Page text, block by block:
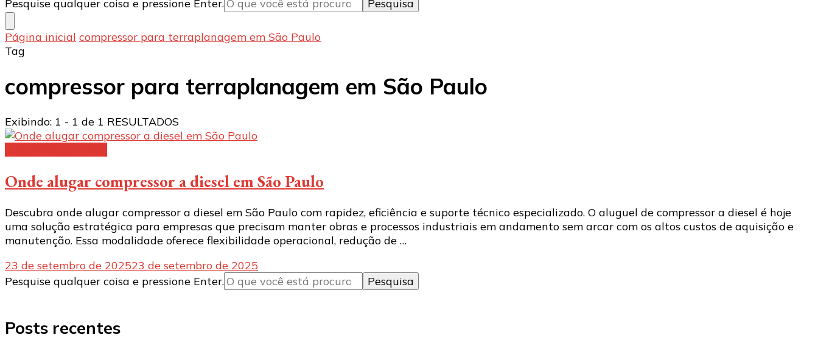
algo?
Pesquise qualquer coisa e pressione Enter.
Página inicial compressor para terraplanagem em São Paulo
Tag
compressor para terraplanagem em São Paulo
Exibindo: 1 - 1 de 1 RESULTADOS
Onde alugar compressor a diesel em São Paulo
Descubra onde alugar compressor a diesel em São Paulo com rapidez, eficiência e suporte técnico especializado. O aluguel de compressor a diesel é hoje
uma solução estratégica para empresas que precisam manter obras e processos industriais em andamento sem arcar com os altos custos de aquisição e
manutenção. Essa modalidade oferece flexibilidade operacional, redução de …
23 de setembro de 202523 de setembro de 2025
Procurando
Pesquise qualquer coisa e pressione Enter.
Posts recentes